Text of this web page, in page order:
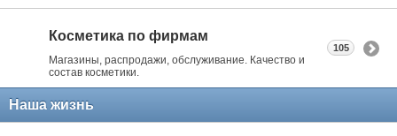
Косметика по фирмам
Магазины, распродажи, обслуживание. Качество и
состав косметики.
105
Наша жизнь